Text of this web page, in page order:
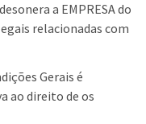
a EMPRESA do
relacionadas com
Gerais é
ao direito de os